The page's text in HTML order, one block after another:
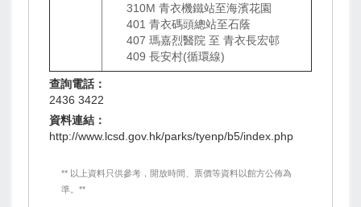
310M 青衣機鐵站至海濱花園
401 青衣碼頭總站至石蔭
407 瑪嘉烈醫院 至 青衣長宏邨
409 長安村(循環線)
查詢電話：
2436 3422
資料連結：
http://www.lcsd.gov.hk/parks/tyenp/b5/index.php
** 以上資料只供參考，開放時間、票價等資料以館方公佈為
準。**